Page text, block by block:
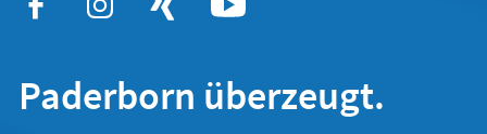
Paderborn überzeugt.